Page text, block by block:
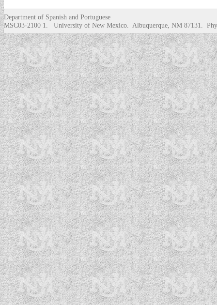
Department of Spanish and Portuguese
MSC03-2100 1. University of New Mexico. Albuquerque, NM 87131.